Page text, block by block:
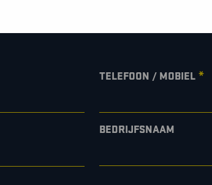
TELEFOON / MOBIEL *
BEDRIJFSNAAM